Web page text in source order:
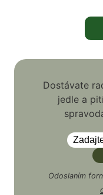
Dostávate
jedle a
Odoslaním